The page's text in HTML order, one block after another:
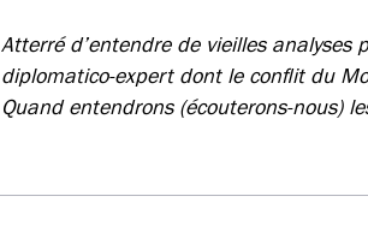
Atterré d’entendre de vieilles
diplomatico-expert dont le conflit du
Quand entendrons (écouterons-nous)